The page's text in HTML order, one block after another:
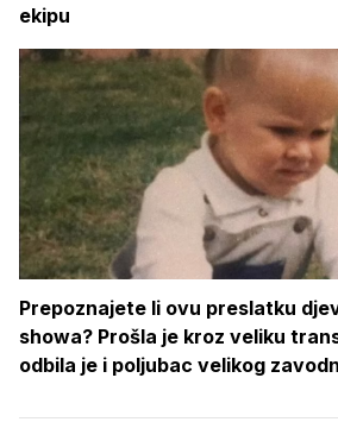
ekipu
Prepoznajete li ovu preslatku
showa? Prošla je kroz veliku
odbila je i poljubac velikog